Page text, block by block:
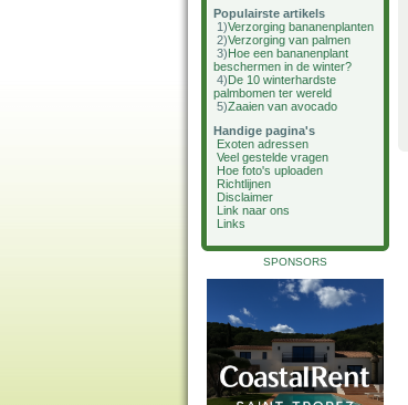
Populairste artikels
1)Verzorging bananenplanten
2)Verzorging van palmen
3)Hoe een bananenplant
beschermen in de winter?
4)De 10 winterhardste
palmbomen ter wereld
5)Zaaien van avocado
Handige pagina's
Exoten adressen
Veel gestelde vragen
Hoe foto's uploaden
Richtlijnen
Disclaimer
Link naar ons
Links
SPONSORS